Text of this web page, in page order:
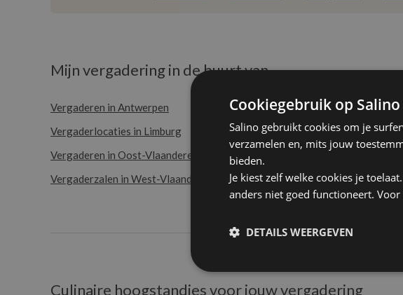
Mijn vergadering in de buurt van ...
Vergaderen in Antwerpen
Vergaderlocaties in Limburg
Vergaderen in Oost-Vlaanderen
Vergaderzalen in West-Vlaanderen
Vergaderen in Vlaams-
Vergaderlocaties in Brussel
Vergaderen in Gent
Vergaderzalen in Hasselt
Culinaire hoogstandjes voor jouw vergadering
Cookiegebruik op Salino
Salino gebruikt cookies om je
verzamelen en, mits jouw
bieden.
Je kiest zelf welke cookies je
anders niet goed functioneert.
DETAILS WEERGEVEN